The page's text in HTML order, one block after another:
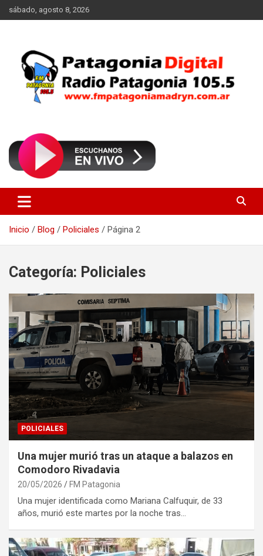
Saltar
al
sábado, agosto 8, 2026
FM Patagonia Madryn
Inicio Blog Policiales Página 2
Categoría: Policiales
POLICIALES
Una mujer murió tras un ataque a balazos en
Comodoro Rivadavia
20/05/2026 FM Patagonia
Una mujer identificada como Mariana Calfuquir, de 33
años, murió este martes por la noche tras…